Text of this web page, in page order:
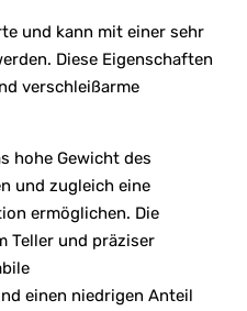
und kann mit einer sehr
Diese Eigenschaften
verschleißarme
hohe Gewicht des
und zugleich eine
ermöglichen. Die
Teller und präziser
einen niedrigen Anteil